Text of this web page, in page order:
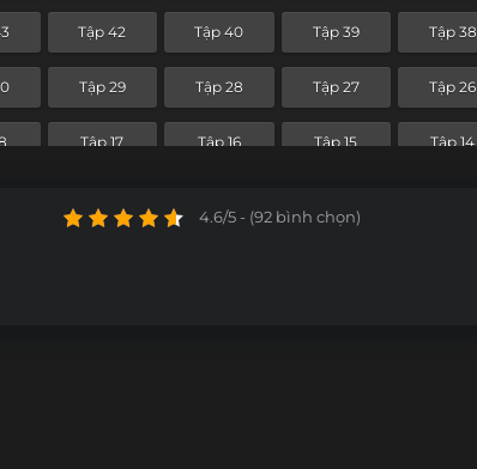
Tập 42 Tập 40 Tập 39 Tập 38
Tập 29 Tập 28 Tập 27 Tập 26
Tập 17 Tập 16 Tập 15 Tập 14
4.6/5 - (92 bình chọn)